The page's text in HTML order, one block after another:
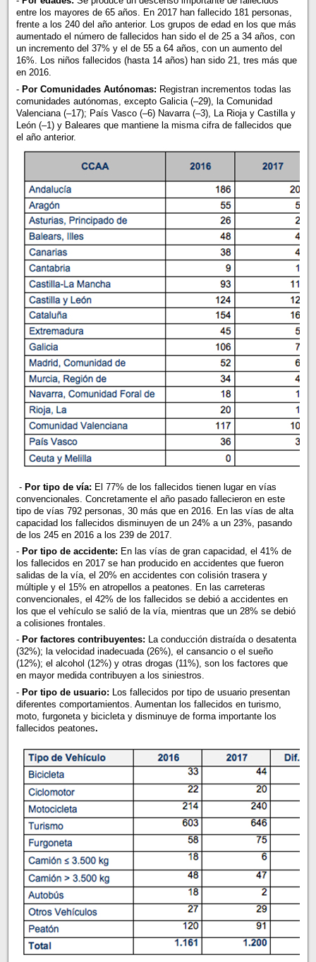
entre los mayores de 65 años. En 2017 han fallecido 181 personas,
frente a los 240 del año anterior. Los grupos de edad en los que más
aumentado el número de fallecidos han sido el de 25 a 34 años, con
un incremento del 37% y el de 55 a 64 años, con un aumento del
16%. Los niños fallecidos (hasta 14 años) han sido 21, tres más que
en 2016.
- Por Comunidades Autónomas: Registran incrementos todas las
comunidades autónomas, excepto Galicia (–29), la Comunidad
Valenciana (–17); País Vasco (–6) Navarra (–3), La Rioja y Castilla y
León (–1) y Baleares que mantiene la misma cifra de fallecidos que
el año anterior.
- Por tipo de vía: El 77% de los fallecidos tienen lugar en vías
convencionales. Concretamente el año pasado fallecieron en este
tipo de vías 792 personas, 30 más que en 2016. En las vías de alta
capacidad los fallecidos disminuyen de un 24% a un 23%, pasando
de los 245 en 2016 a los 239 de 2017.
- Por tipo de accidente: En las vías de gran capacidad, el 41% de
los fallecidos en 2017 se han producido en accidentes que fueron
salidas de la vía, el 20% en accidentes con colisión trasera y
múltiple y el 15% en atropellos a peatones. En las carreteras
convencionales, el 42% de los fallecidos se debió a accidentes en
los que el vehículo se salió de la vía, mientras que un 28% se debió
a colisiones frontales.
- Por factores contribuyentes: La conducción distraída o desatenta
(32%); la velocidad inadecuada (26%), el cansancio o el sueño
(12%); el alcohol (12%) y otras drogas (11%), son los factores que
en mayor medida contribuyen a los siniestros.
- Por tipo de usuario:
Los fallecidos por tipo de usuario presentan
diferentes comportamientos. Aumentan los fallecidos en turismo,
moto, furgoneta y bicicleta y disminuye de forma importante los
fallecidos peatones.